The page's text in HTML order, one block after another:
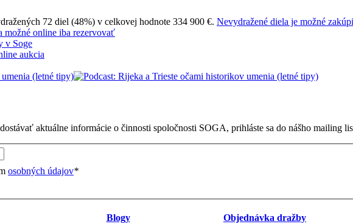
72 diel (48%) v celkovej hodnote 334 900 €. Nevydražené diela je možné
(letné tipy)
aktuálne informácie o činnosti spoločnosti SOGA, prihláste sa do nášho mailing
osobných údajov*
Blogy Objednávka dražby